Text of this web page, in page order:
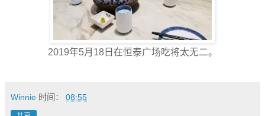
2019年5月18日在恒泰广场吃将太无二。
Winnie 时间： 08:55